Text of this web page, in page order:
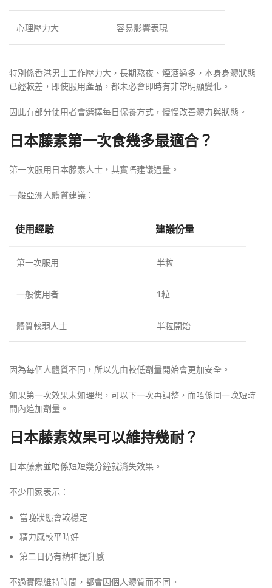
心理壓力大 容易影響表現
特別係香港男士工作壓力大，長期熬夜、煙酒過多，本身身體狀態
已經較差，即使服用產品，都未必會即時有非常明顯變化。
因此有部分使用者會選擇每日保養方式，慢慢改善體力與狀態。
日本藤素第一次食幾多最適合？
第一次服用日本藤素人士，其實唔建議過量。
一般亞洲人體質建議：
使用經驗 建議份量
第一次服用 半粒
一般使用者 1粒
體質較弱人士 半粒開始
因為每個人體質不同，所以先由較低劑量開始會更加安全。
如果第一次效果未如理想，可以下一次再調整，而唔係同一晚短時
間內追加劑量。
日本藤素效果可以維持幾耐？
日本藤素並唔係短短幾分鐘就消失效果。
不少用家表示：
當晚狀態會較穩定
精力感較平時好
第二日仍有精神提升感
不過實際維持時間，都會因個人體質而不同。